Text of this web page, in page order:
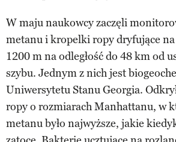
W maju naukowcy zaczęli
metanu i kropelki ropy dryfujące na
1200 m na odległość do 48 km od
szybu. Jednym z nich jest
Uniwersytetu Stanu Georgia.
ropy o rozmiarach Manhattanu, w
metanu było najwyższe, jakie